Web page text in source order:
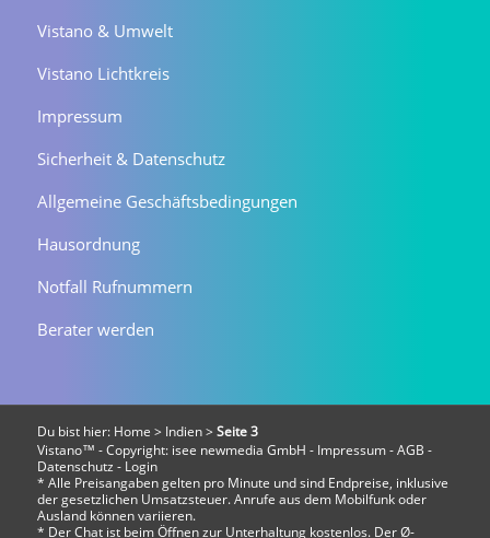
Vistano & Umwelt
Vistano Lichtkreis
Impressum
Sicherheit & Datenschutz
Allgemeine Geschäftsbedingungen
Hausordnung
Notfall Rufnummern
Berater werden
Du bist hier: Home > Indien> Seite 3
Vistano™ - Copyright: isee newmedia GmbH - Impressum-AGB -
Datenschutz - Login
* Alle Preisangaben gelten pro Minute und sind Endpreise, inklusive
der gesetzlichen Umsatzsteuer. Anrufe aus dem Mobilfunk oder
Ausland können variieren.
* Der Chat ist beim Öffnen zur Unterhaltung kostenlos. Der Ø-